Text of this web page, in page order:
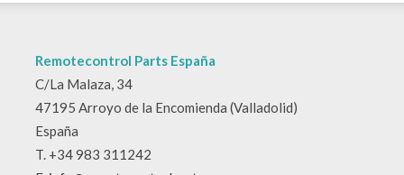
Remotecontrol Parts España
C/La Malaza, 34
47195 Arroyo de la Encomienda (Valladolid)
España
T. +34 983 311242